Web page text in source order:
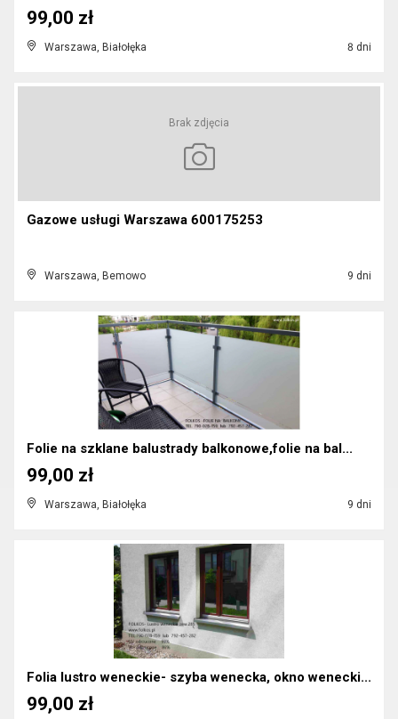
Warszawa, Białołęka 8 dni
99,00 zł
Brak zdjęcia
Gazowe usługi Warszawa 600175253
Warszawa, Bemowo 9 dni
Folie na szklane balustrady balkonowe,folie na bal...
Warszawa, Białołęka 9 dni
99,00 zł
Folia lustro weneckie- szyba wenecka, okno wenecki...
99,00 zł